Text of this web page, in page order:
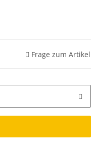
Frage zum Artikel